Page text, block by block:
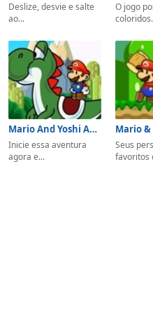
Deslize, desvie e salte
ao...
O jogo
Mario And Yoshi Adventure
Inicie essa aventura
agora e...
Seus
favoritos